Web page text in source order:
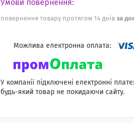
повернення товару протягом 14 днів за
У компанії підключені електронні
будь-який товар не покидаючи сайту.